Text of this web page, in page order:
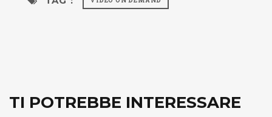
TI POTREBBE INTERESSARE